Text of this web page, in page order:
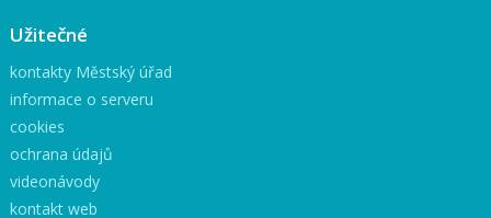
Užitečné
kontakty Městský úřad
informace o serveru
cookies
ochrana údajů
videonávody
kontakt web